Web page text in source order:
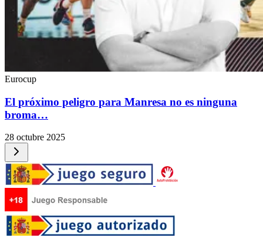
Eurocup
El próximo peligro para Manresa no es ninguna
broma…
28 octubre 2025